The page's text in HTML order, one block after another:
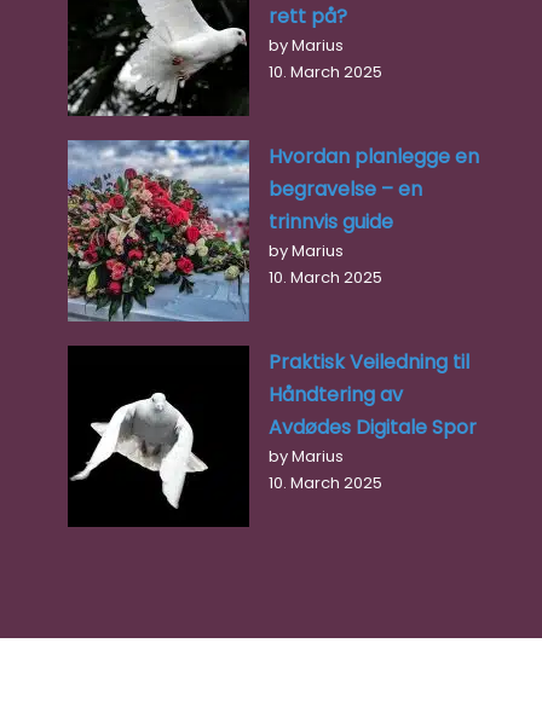
Andås Begravelsesbyrå AS
Andås Begravelsesbyrå er Sørlandets eldste og største
gravferdshus, grunnlagt i 1933. Med kontorer i både
Kristiansand og Søgne tilbyr de…
Open 24 hours
rett på?
by Marius
10. March 2025
Hvordan planlegge en
begravelse – en
trinnvis guide
by Marius
10. March 2025
Praktisk Veiledning til
Håndtering av
Avdødes Digitale Spor
by Marius
10. March 2025